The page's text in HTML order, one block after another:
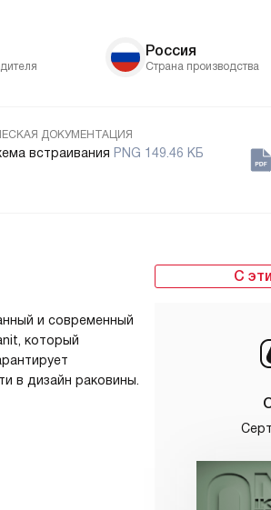
Россия
Страна производства
ДОКУМЕНТАЦИЯ
встраивания PNG 149.46 КБ
С
и современный
который
в дизайн раковины.